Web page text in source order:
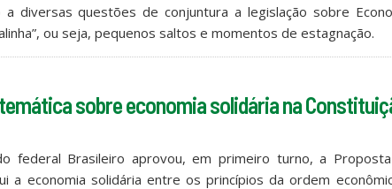
diversas questões de conjuntura a legislação sobre
ou seja, pequenos saltos e momentos de estagnação.
sobre economia solidária na
federal Brasileiro aprovou, em primeiro turno, a
a economia solidária entre os princípios da ordem